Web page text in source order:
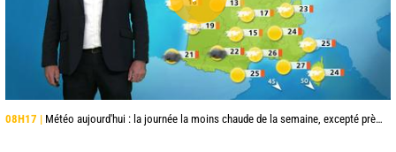
08H17 | Météo aujourd'hui : la journée la moins chaude de la semaine, excepté près de la Méditerranée